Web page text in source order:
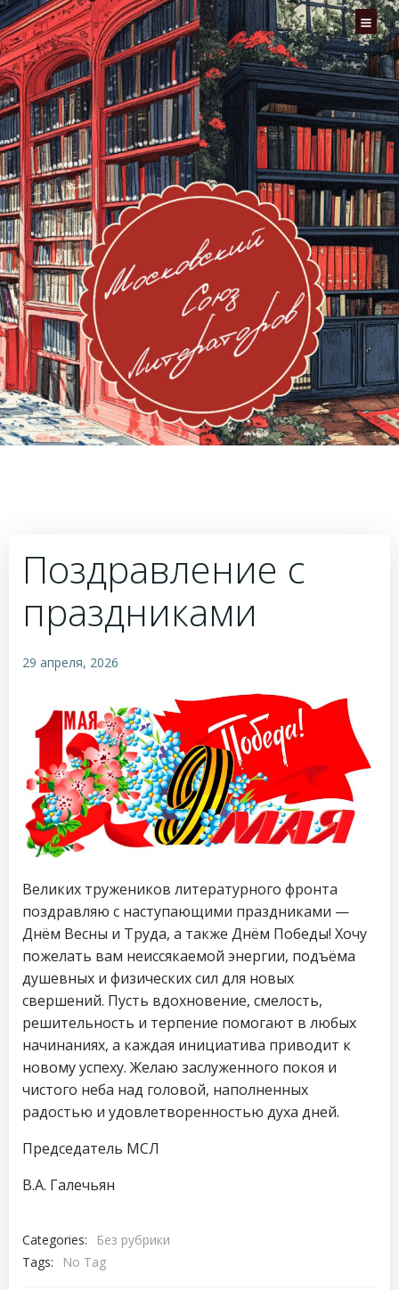
Перейти
к
содержимому
Поздравление с
праздниками
29 апреля, 2026
Великих тружеников литературного фронта
поздравляю с наступающими праздниками —
Днём Весны и Труда, а также Днём Победы! Хочу
пожелать вам неиссякаемой энергии, подъёма
душевных и физических сил для новых
свершений. Пусть вдохновение, смелость,
решительность и терпение помогают в любых
начинаниях, а каждая инициатива приводит к
новому успеху. Желаю заслуженного покоя и
чистого неба над головой, наполненных
радостью и удовлетворенностью духа дней.
Председатель МСЛ
В.А. Галечьян
Categories:
Без рубрики
Tags:
No Tag